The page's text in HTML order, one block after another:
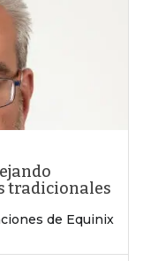
tradicionales
de Equinix